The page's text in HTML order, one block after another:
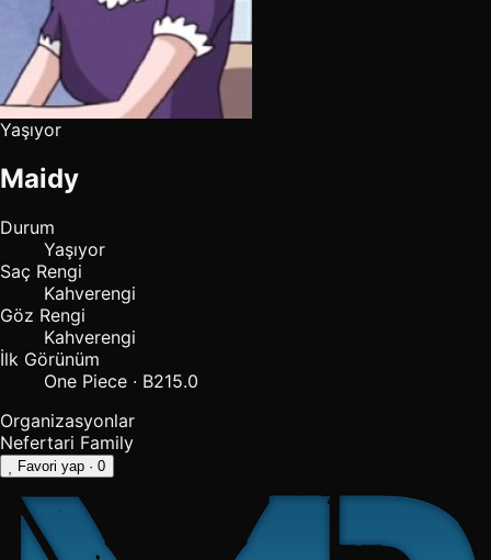
Yaşıyor
Maidy
Durum
Yaşıyor
Saç Rengi
Kahverengi
Göz Rengi
Kahverengi
İlk Görünüm
One Piece · B215.0
Organizasyonlar
Nefertari Family
Favori yap · 0